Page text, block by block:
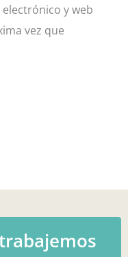
y web
vez que